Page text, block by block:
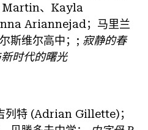
、Kayla
Ariannejad；马里兰
斯维尔高中；; 寂静的春
时代的曙光
列特 (Adrian Gillette)；